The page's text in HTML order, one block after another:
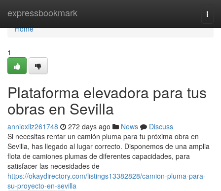
expressbookmark
Home
Home
1
Plataforma elevadora para tus
obras en Sevilla
anniexilz261748 272 days ago News
Discuss
Si necesitas rentar un camión pluma para tu próxima obra en
Sevilla, has llegado al lugar correcto. Disponemos de una amplia
flota de camiones plumas de diferentes capacidades, para
satisfacer las necesidades de
https://okaydirectory.com/listings13382828/camion-pluma-para-
su-proyecto-en-sevilla